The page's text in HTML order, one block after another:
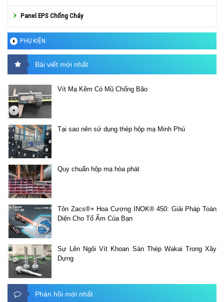
Panel EPS Chống Cháy
PHỤ KIỆN
Bài viết mới nhất
Vít Mạ Kẽm Có Mũ Chống Bão
Tại sao nên sử dụng thép hộp mạ Minh Phú
Quy chuẩn hộp mạ hòa phát
Tôn Zacs®+ Hoa Cương INOK® 450: Giải Pháp Toàn
Diện Cho Tổ Ấm Của Bạn
Sự Lên Ngôi Vít Khoan Sàn Thép Wakai Trong Xây
Dựng
Phản hồi mới nhất